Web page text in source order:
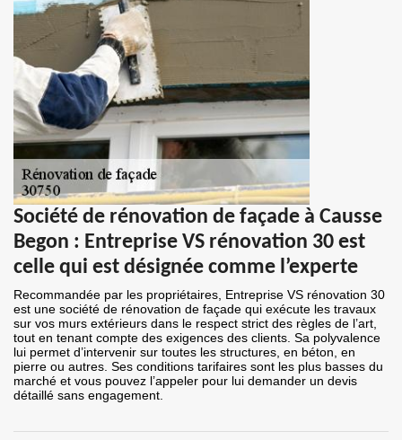
Société de rénovation de façade à Causse
Begon : Entreprise VS rénovation 30 est
celle qui est désignée comme l’experte
Recommandée par les propriétaires, Entreprise VS rénovation 30
est une société de rénovation de façade qui exécute les travaux
sur vos murs extérieurs dans le respect strict des règles de l’art,
tout en tenant compte des exigences des clients. Sa polyvalence
lui permet d’intervenir sur toutes les structures, en béton, en
pierre ou autres. Ses conditions tarifaires sont les plus basses du
marché et vous pouvez l’appeler pour lui demander un devis
détaillé sans engagement.